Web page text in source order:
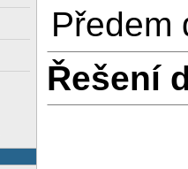
Předem
Řešení